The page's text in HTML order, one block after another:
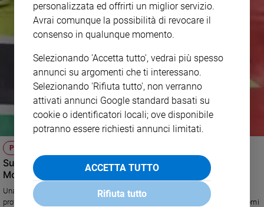
PROTESTE DI SANGUE
Sull'orlo dello scontro civile, l'appello della Chiesa in
Mozambico
Una rivolta che cresce, tra morti e feriti, con migliaia di persone che
protestano contro i brogli elettorali in Mozambico. «In piazza in questi giorni
personalizzata ed offrirti un miglior servizio.
Avrai comunque la possibilità di revocare il
consenso in qualunque momento.
Selezionando 'Accetta tutto', vedrai più spesso
annunci su argomenti che ti interessano.
Selezionando 'Rifiuta tutto', non verranno
attivati annunci Google standard basati su
cookie o identificatori locali; ove disponibile
potranno essere richiesti annunci limitati.
ACCETTA TUTTO
Rifiuta tutto